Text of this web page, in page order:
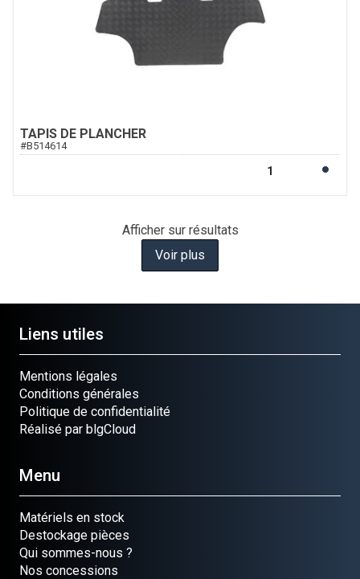
TAPIS DE PLANCHER
#B514614
Afficher sur résultats
Voir plus
Liens utiles
Mentions légales
Conditions générales
Politique de confidentialité
Réalisé par blgCloud
Menu
Matériels en stock
Destockage pièces
Qui sommes-nous ?
Nos concessions